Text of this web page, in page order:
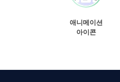
애니메이션
아이콘